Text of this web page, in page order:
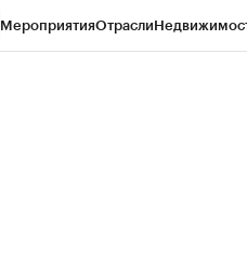
МероприятияОтрасли